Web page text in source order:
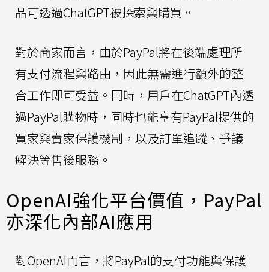
品可透過ChatGPT被探索與購買。
對於商家而言，由於PayPal將在後端處理所
有支付流程與路由，因此無需進行額外的整
合工作即可受益。同時，用戶在ChatGPT內透
過PayPal購物時，同時也能享有PayPal提供的
買家與賣家保護機制，以及訂單追蹤、爭議
解決等售後服務。
OpenAI強化平台價值，PayPal
亦深化內部AI應用
對OpenAI而言，將PayPal的支付功能與保護